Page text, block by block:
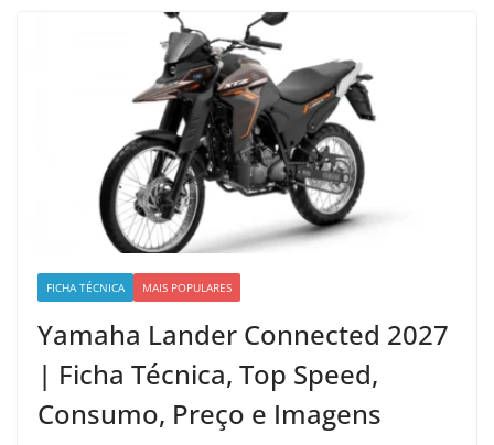
FICHA TÉCNICA MAIS POPULARES
Yamaha Lander Connected 2027
| Ficha Técnica, Top Speed,
Consumo, Preço e Imagens